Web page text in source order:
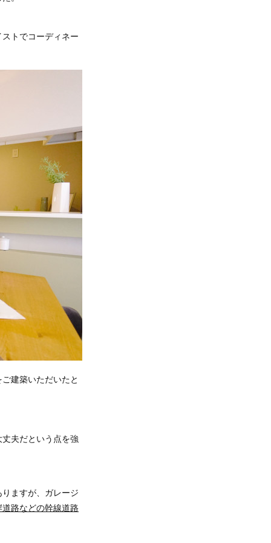
トでコーディネー
建築いただいたと
夫だという点を強
ますが、ガレージ
路などの幹線道路